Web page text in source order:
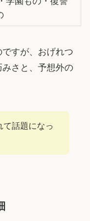
すが、おげれつ
さと、予想外の
て話題になっ